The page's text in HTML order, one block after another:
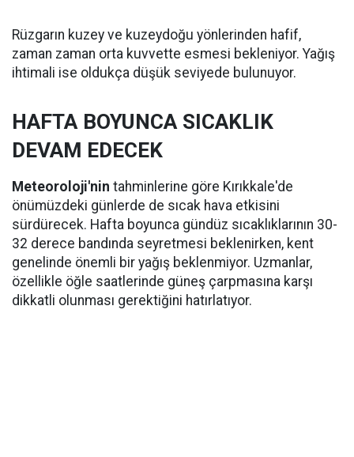
Rüzgarın kuzey ve kuzeydoğu yönlerinden hafif,
zaman zaman orta kuvvette esmesi bekleniyor. Yağış
ihtimali ise oldukça düşük seviyede bulunuyor.
HAFTA BOYUNCA SICAKLIK
DEVAM EDECEK
Meteoroloji'nin tahminlerine göre Kırıkkale'de
önümüzdeki günlerde de sıcak hava etkisini
sürdürecek. Hafta boyunca gündüz sıcaklıklarının 30-
32 derece bandında seyretmesi beklenirken, kent
genelinde önemli bir yağış beklenmiyor. Uzmanlar,
özellikle öğle saatlerinde güneş çarpmasına karşı
dikkatli olunması gerektiğini hatırlatıyor.